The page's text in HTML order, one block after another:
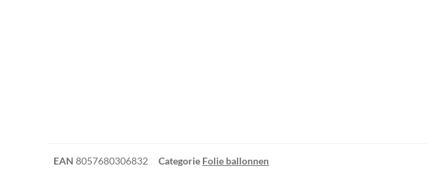
EAN8057680306832 Categorie Folie ballonnen